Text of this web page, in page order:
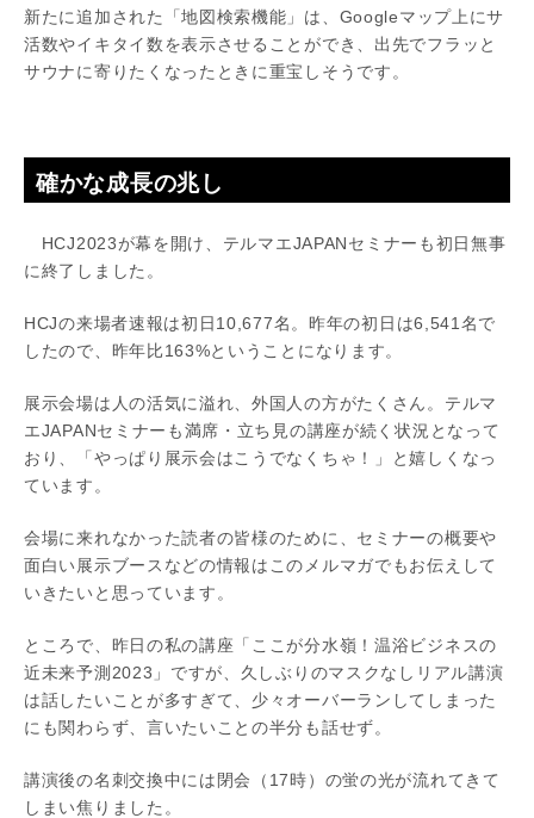
新たに追加された「地図検索機能」は、Googleマップ上にサ
活数やイキタイ数を表示させることができ、出先でフラッと
サウナに寄りたくなったときに重宝しそうです。
確かな成長の兆し
HCJ2023が幕を開け、テルマエJAPANセミナーも初日無事
に終了しました。
HCJの来場者速報は初日10,677名。昨年の初日は6,541名で
したので、昨年比163%ということになります。
展示会場は人の活気に溢れ、外国人の方がたくさん。テルマ
エJAPANセミナーも満席・立ち見の講座が続く状況となって
おり、「やっぱり展示会はこうでなくちゃ！」と嬉しくなっ
ています。
会場に来れなかった読者の皆様のために、セミナーの概要や
面白い展示ブースなどの情報はこのメルマガでもお伝えして
いきたいと思っています。
ところで、昨日の私の講座「ここが分水嶺！温浴ビジネスの
近未来予測2023」ですが、久しぶりのマスクなしリアル講演
は話したいことが多すぎて、少々オーバーランしてしまった
にも関わらず、言いたいことの半分も話せず。
講演後の名刺交換中には閉会（17時）の蛍の光が流れてきて
しまい焦りました。